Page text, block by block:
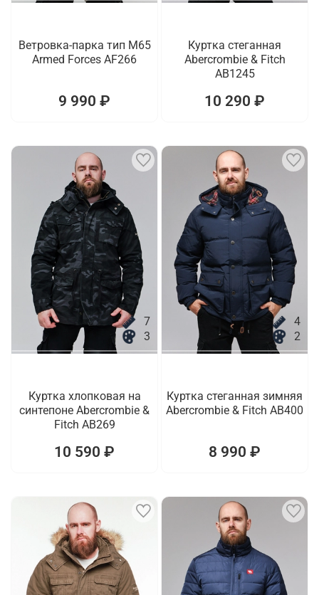
Ветровка-парка тип M65
Armed Forces AF266
9 990 ₽
Куртка стеганная
Abercrombie & Fitch
AB1245
10 290 ₽
7
3
Куртка хлопковая на
синтепоне Abercrombie &
Fitch AB269
10 590 ₽
4
2
Куртка стеганная зимняя
Abercrombie & Fitch AB400
8 990 ₽